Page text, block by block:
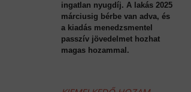
ingatlan nyugdíj. A lakás 2025
márciusig bérbe van adva, és
a kiadás menedzsmentel
passzív jövedelmet hozhat
magas hozammal.